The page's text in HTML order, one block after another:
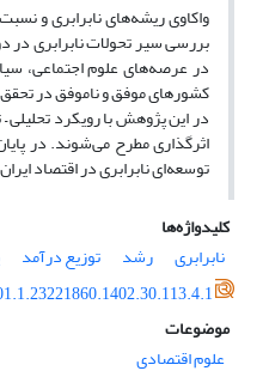
واکاوی ریشه‌های نابرابری و
بررسی سیر تحولات نابرابری
در عرصه‌های علوم اجتماعی،
کشورهای موفق و ناموفق در
در این پژوهش با رویکرد تحلیلی
اثرگذاری مطرح می‌‌شوند. در
توسعه‌ای نابرابری در اقتصاد
کلیدواژه‌ها
نابرابری
رشد توزیع درآمد
موضوعات
علوم اقتصادی